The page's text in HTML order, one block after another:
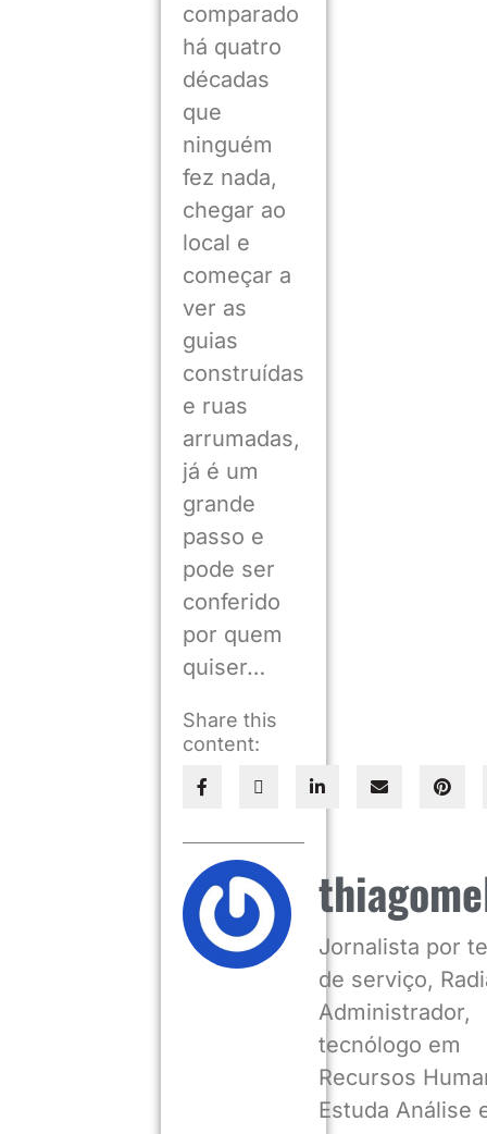
comparado
há quatro
décadas
que
ninguém
fez nada,
chegar ao
local e
começar a
ver as
guias
construídas
e ruas
arrumadas,
já é um
grande
passo e
pode ser
conferido
por quem
quiser…
Share this
content:
Jornalista por
de serviço,
Administrador,
tecnólogo em
Recursos
Estuda Análise